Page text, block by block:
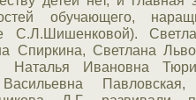
обучающего,
С.Л.Шишенковой).
Спиркина, Светлана
Наталья Ивановна